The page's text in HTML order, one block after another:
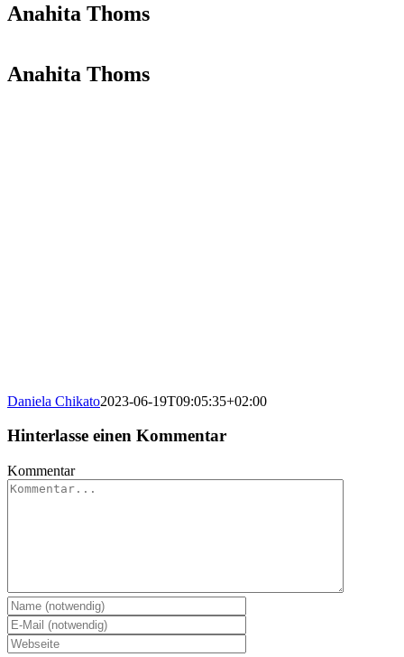
Anahita Thoms
Anahita Thoms
Daniela Chikato2023-06-19T09:05:35+02:00
Hinterlasse einen Kommentar
Kommentar